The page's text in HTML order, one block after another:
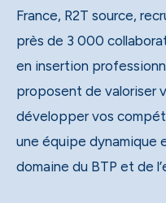
France, R2T source,
près de 3 000
en insertion
proposent de valoriser
développer vos
une équipe dynamique
domaine du BTP et de